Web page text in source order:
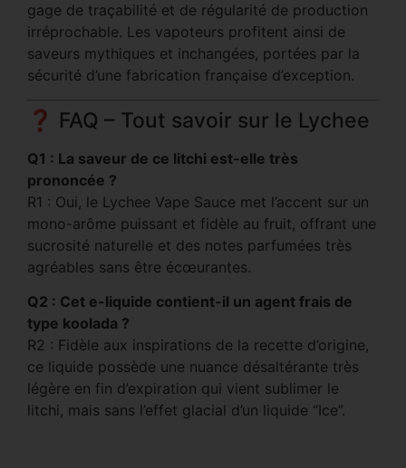
gage de traçabilité et de régularité de production
irréprochable. Les vapoteurs profitent ainsi de
saveurs mythiques et inchangées, portées par la
sécurité d’une fabrication française d’exception.
❓ FAQ – Tout savoir sur le Lychee
Q1 : La saveur de ce litchi est-elle très
prononcée ?
R1 : Oui, le Lychee Vape Sauce met l’accent sur un
mono-arôme puissant et fidèle au fruit, offrant une
sucrosité naturelle et des notes parfumées très
agréables sans être écœurantes.
Q2 : Cet e-liquide contient-il un agent frais de
type koolada ?
R2 : Fidèle aux inspirations de la recette d’origine,
ce liquide possède une nuance désaltérante très
légère en fin d’expiration qui vient sublimer le
litchi, mais sans l’effet glacial d’un liquide “Ice”.